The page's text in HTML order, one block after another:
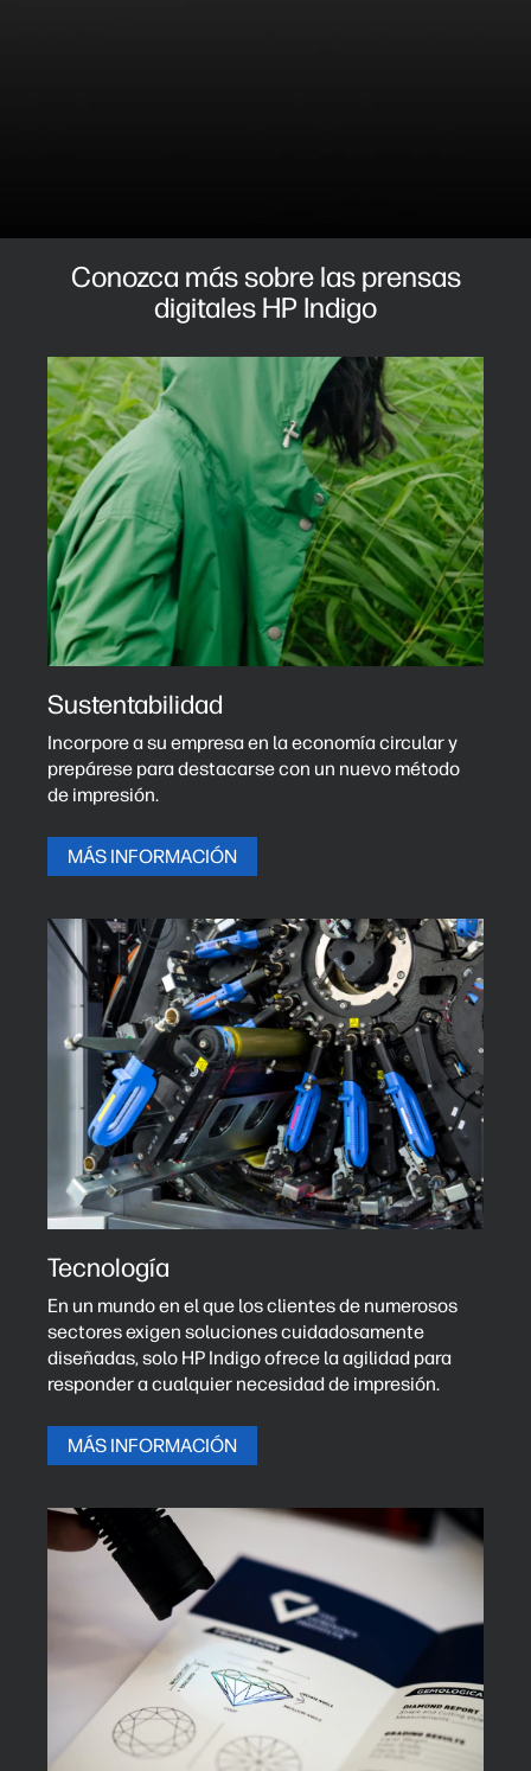
Conozca más sobre las prensas
digitales HP Indigo
Sustentabilidad
Incorpore a su empresa en la economía circular y
prepárese para destacarse con un nuevo método
de impresión.
MÁS INFORMACIÓN
Tecnología
En un mundo en el que los clientes de numerosos
sectores exigen soluciones cuidadosamente
diseñadas, solo HP Indigo ofrece la agilidad para
responder a cualquier necesidad de impresión.
MÁS INFORMACIÓN